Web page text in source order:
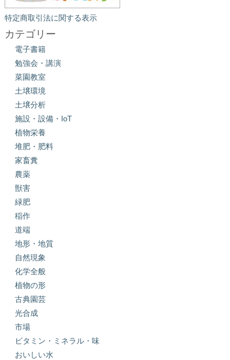
特定商取引法に関する表示
カテゴリー
電子書籍
勉強会・講演
菜園教室
土壌環境
土壌分析
施設・設備・IoT
植物栄養
堆肥・肥料
家畜糞
農薬
獣害
緑肥
稲作
道端
地形・地質
自然現象
化学全般
植物の形
古典園芸
光合成
市場
ビタミン・ミネラル・味
おいしい水